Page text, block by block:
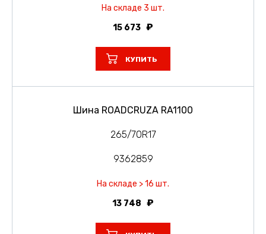
На складе 3 шт.
15 673
КУПИТЬ
Шина ROADCRUZA RA1100
265/70R17
9362859
На складе > 16 шт.
13 748